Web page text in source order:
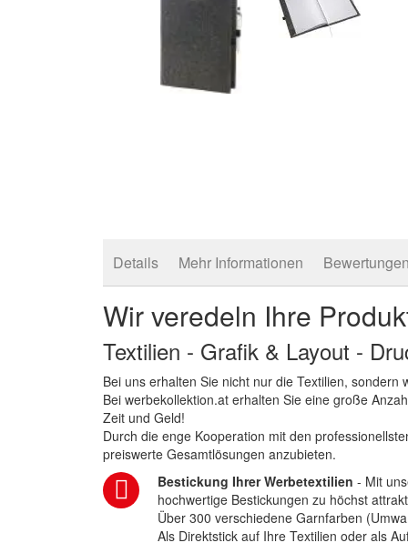
Details Mehr Informationen Bewertungen
Wir veredeln Ihre
Textilien - Grafik & Layout -
Bei uns erhalten Sie nicht nur die Textilien,
Bei werbekollektion.at erhalten Sie eine große
Zeit und Geld!
Durch die enge Kooperation mit den
preiswerte Gesamtlösungen anzubieten.
Bestickung Ihrer Werbetextilien - Mit
hochwertige Bestickungen zu höchst
Über 300 verschiedene Garnfarben
Als Direktstick auf Ihre Textilien oder als